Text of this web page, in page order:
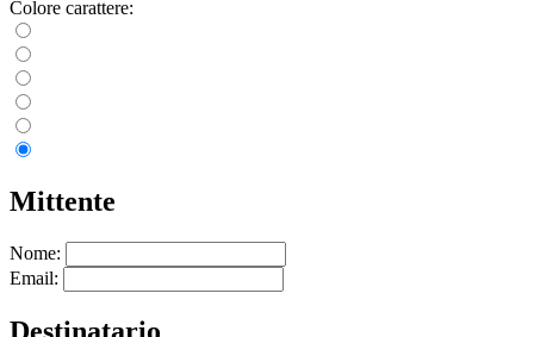
Colore carattere:
Mittente
Nome:
Email:
Destinatario